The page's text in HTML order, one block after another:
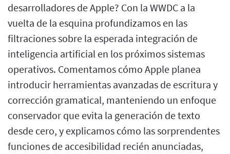
desarrolladores de Apple? Con la WWDC a la
vuelta de la esquina profundizamos en las
filtraciones sobre la esperada integración de
inteligencia artificial en los próximos sistemas
operativos. Comentamos cómo Apple planea
introducir herramientas avanzadas de escritura y
corrección gramatical, manteniendo un enfoque
conservador que evita la generación de texto
desde cero, y explicamos cómo las sorprendentes
funciones de accesibilidad recién anunciadas,